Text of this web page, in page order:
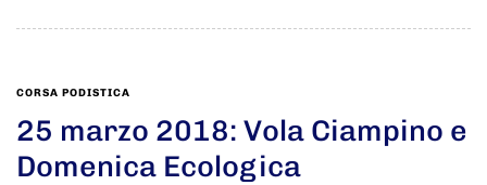
CORSA PODISTICA
25 marzo 2018: Vola Ciampino e
Domenica Ecologica